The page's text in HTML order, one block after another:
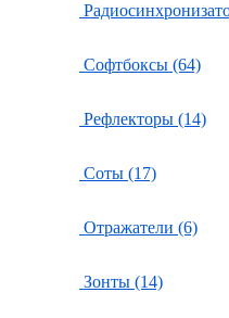
Софтбоксы (64)
Рефлекторы (14)
Соты (17)
Отражатели (6)
Зонты (14)